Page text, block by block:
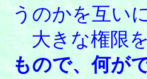
うのかを互い
大きな権限を
もので、何が